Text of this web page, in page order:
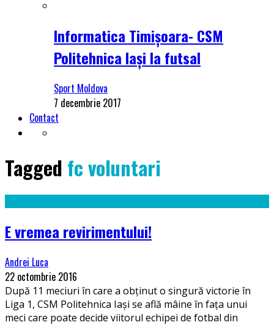
Informatica Timișoara- CSM
Politehnica Iași la futsal
Sport Moldova
7 decembrie 2017
Contact
Tagged fc voluntari
E vremea revirimentului!
Andrei Luca
22 octombrie 2016
După 11 meciuri în care a obținut o singură victorie în
Liga 1, CSM Politehnica Iași se află mâine în fața unui
meci care poate decide viitorul echipei de fotbal din